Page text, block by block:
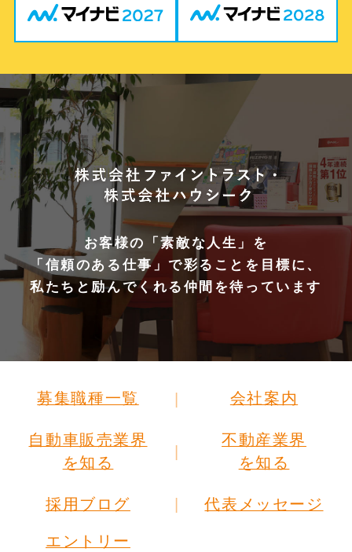
お客様の「素敵な人生」を
「信頼のある仕事」で彩ることを目標に、
私たちと励んでくれる仲間を待っています
募集職種一覧
自動車販売業界
を知る
不動産業界
を知る
代表メッセージ
採用ブログ
会社案内
エントリー